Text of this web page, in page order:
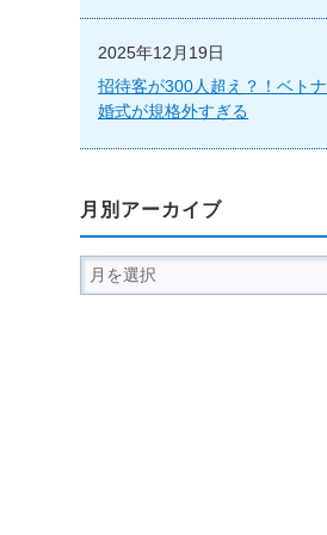
2025年12月19日
招待客が300人超え？！ベト
婚式が規格外すぎる
月別アーカイブ